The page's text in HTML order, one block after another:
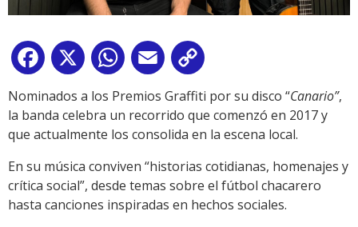
Facebook
X WhatsApp
Email
Link
Nominados a los Premios Graffiti por su disco “Canario”,
la banda celebra un recorrido que comenzó en 2017 y
que actualmente los consolida en la escena local.
En su música conviven “historias cotidianas, homenajes y
crítica social”, desde temas sobre el fútbol chacarero
hasta canciones inspiradas en hechos sociales.